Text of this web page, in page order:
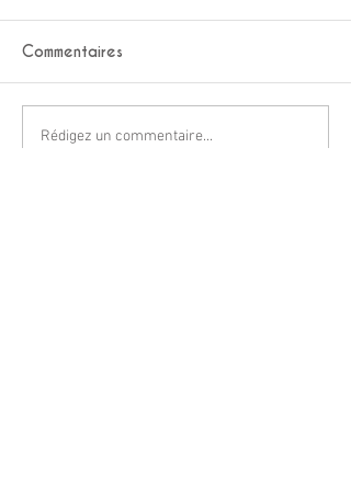
Commentaires
Rédigez un commentaire...